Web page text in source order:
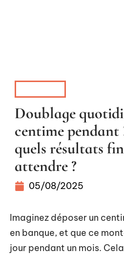
Doublage
centime pendant
quels résultats
attendre ?
05/08/2025
Imaginez déposer un
en banque, et que ce
jour pendant un mois.